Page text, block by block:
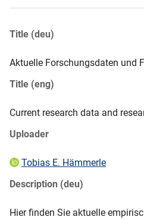
Title (deu)
Aktuelle Forschungsdaten und
Title (eng)
Current research data and
Uploader
Tobias E. Hämmerle
Description (deu)
Hier finden Sie aktuelle